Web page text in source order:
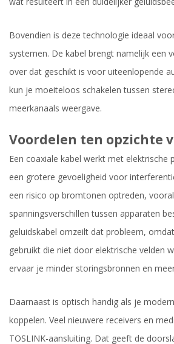
Bovendien is deze technologie ideaal
systemen. De kabel brengt namelijk een
over dat geschikt is voor uiteenlopende
kun je moeiteloos schakelen tussen
meerkanaals weergave.
Voordelen ten opzichte
Een coaxiale kabel werkt met elektrische
een grotere gevoeligheid voor
een risico op bromtonen optreden,
spanningsverschillen tussen apparaten
geluidskabel omzeilt dat probleem,
gebruikt die niet door elektrische velden
ervaar je minder storingsbronnen en
Daarnaast is optisch handig als je
koppelen. Veel nieuwere receivers en
TOSLINK-aansluiting. Dat geeft de